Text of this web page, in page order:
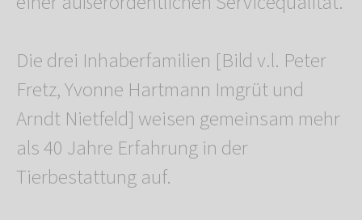
Die drei Inhaberfamilien [Bild v.l. Peter
Fretz, Yvonne Hartmann Imgrüt und
Arndt Nietfeld] weisen gemeinsam mehr
als 40 Jahre Erfahrung in der
Tierbestattung auf.